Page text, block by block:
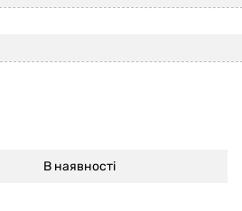
В наявності